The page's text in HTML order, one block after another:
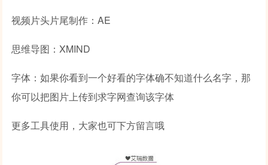
视频片头片尾制作：AE
思维导图：XMIND
字体：如果你看到一个好看的字体确不知道什么名字，那
你可以把图片上传到求字网查询该字体
更多工具使用，大家也可下方留言哦